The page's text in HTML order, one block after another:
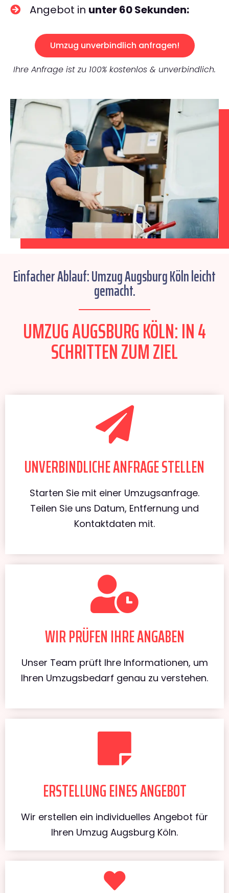
Angebot in unter 60 Sekunden:
Umzug unverbindlich anfragen!
Ihre Anfrage ist zu 100% kostenlos & unverbindlich.
Einfacher Ablauf: Umzug Augsburg Köln leicht
gemacht.
UMZUG AUGSBURG KÖLN: IN 4
SCHRITTEN ZUM ZIEL
UNVERBINDLICHE ANFRAGE STELLEN
Starten Sie mit einer Umzugsanfrage.
Teilen Sie uns Datum, Entfernung und
Kontaktdaten mit.
WIR PRÜFEN IHRE ANGABEN
Unser Team prüft Ihre Informationen, um
Ihren Umzugsbedarf genau zu verstehen.
ERSTELLUNG EINES ANGEBOT
Wir erstellen ein individuelles Angebot für
Ihren Umzug Augsburg Köln.